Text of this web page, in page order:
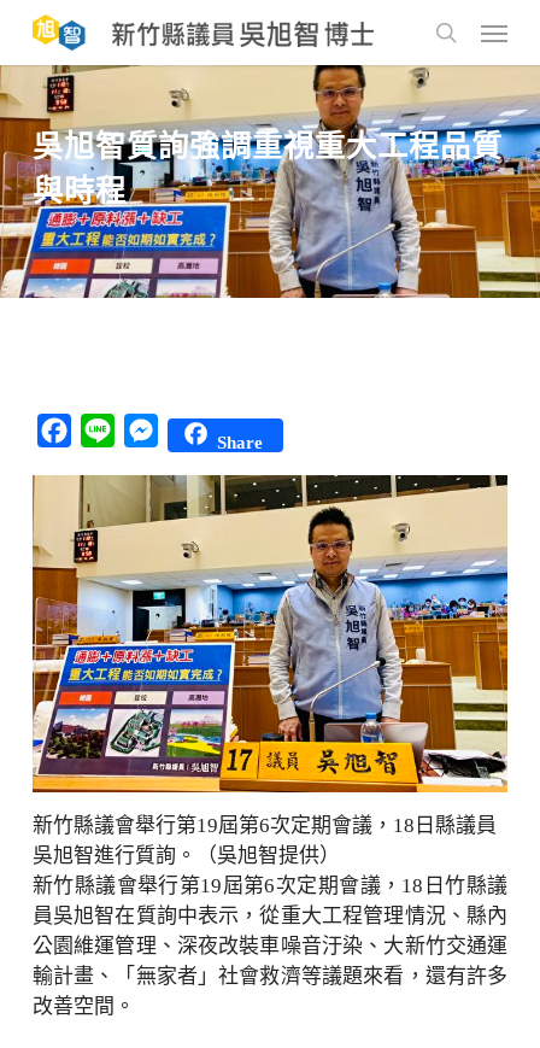
main
content search
Menu
吳旭智質詢強調重視重大工程品質
與時程
Facebook
Line Messenger
Share
新竹縣議會舉行第19屆第6次定期會議，18日縣議員
吳旭智進行質詢。（吳旭智提供）
新竹縣議會舉行第19屆第6次定期會議，18日竹縣議
員吳旭智在質詢中表示，從重大工程管理情況、縣內
公園維運管理、深夜改裝車噪音汙染、大新竹交通運
輸計畫、「無家者」社會救濟等議題來看，還有許多
改善空間。